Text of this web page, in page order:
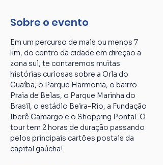
Sobre o evento
Em um percurso de mais ou menos 7
km, do centro da cidade em direção a
zona sul, te contaremos muitas
histórias curiosas sobre a Orla do
Guaíba, o Parque Harmonia, o bairro
Praia de Belas, o Parque Marinha do
Brasil, o estádio Beira-Rio, a Fundação
Iberê Camargo e o Shopping Pontal. O
tour tem 2 horas de duração passando
pelos principais cartões postais da
capital gaúcha!